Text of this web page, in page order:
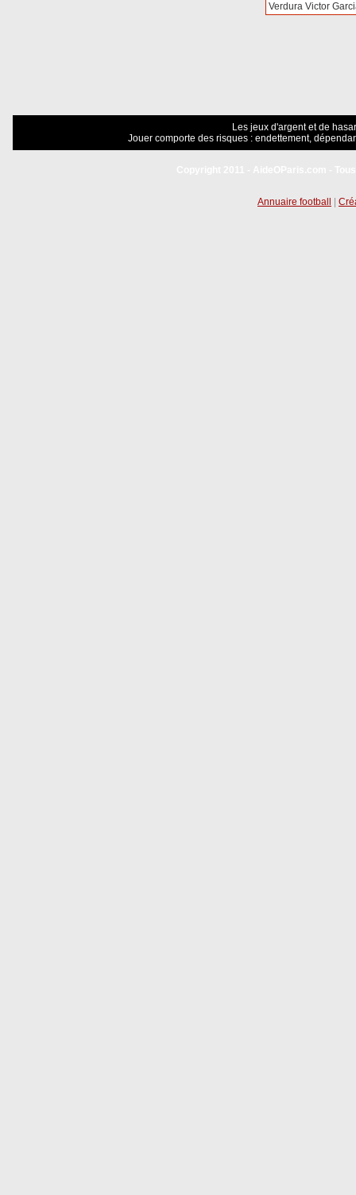
Verdura Victor
Les jeux d'argent et de
Jouer comporte des risques : endettement,
Annuaire football